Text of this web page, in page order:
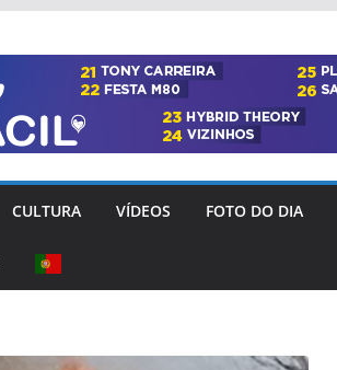
CULTURA VÍDEOS FOTO DO DIA